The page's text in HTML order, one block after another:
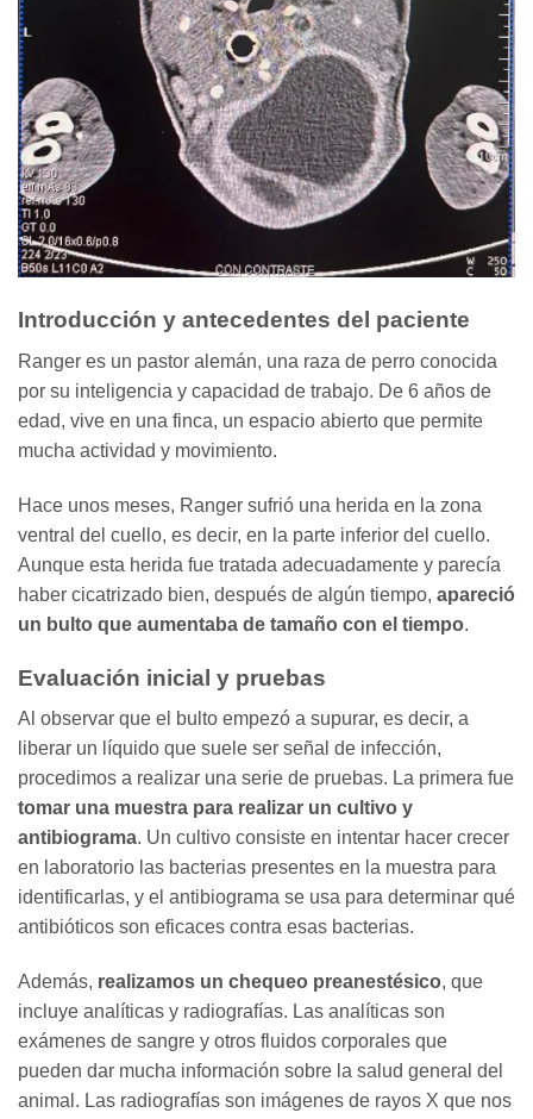
Introducción y antecedentes del paciente
Ranger es un pastor alemán, una raza de perro conocida
por su inteligencia y capacidad de trabajo. De 6 años de
edad, vive en una finca, un espacio abierto que permite
mucha actividad y movimiento.
Hace unos meses, Ranger sufrió una herida en la zona
ventral del cuello, es decir, en la parte inferior del cuello.
Aunque esta herida fue tratada adecuadamente y parecía
haber cicatrizado bien, después de algún tiempo, apareció
un bulto que aumentaba de tamaño con el tiempo.
Evaluación inicial y pruebas
Al observar que el bulto empezó a supurar, es decir, a
liberar un líquido que suele ser señal de infección,
procedimos a realizar una serie de pruebas. La primera fue
tomar una muestra para realizar un cultivo y
antibiograma. Un cultivo consiste en intentar hacer crecer
en laboratorio las bacterias presentes en la muestra para
identificarlas, y el antibiograma se usa para determinar qué
antibióticos son eficaces contra esas bacterias.
Además, realizamos un chequeo preanestésico, que
incluye analíticas y radiografías. Las analíticas son
exámenes de sangre y otros fluidos corporales que
pueden dar mucha información sobre la salud general del
animal. Las radiografías son imágenes de rayos X que nos